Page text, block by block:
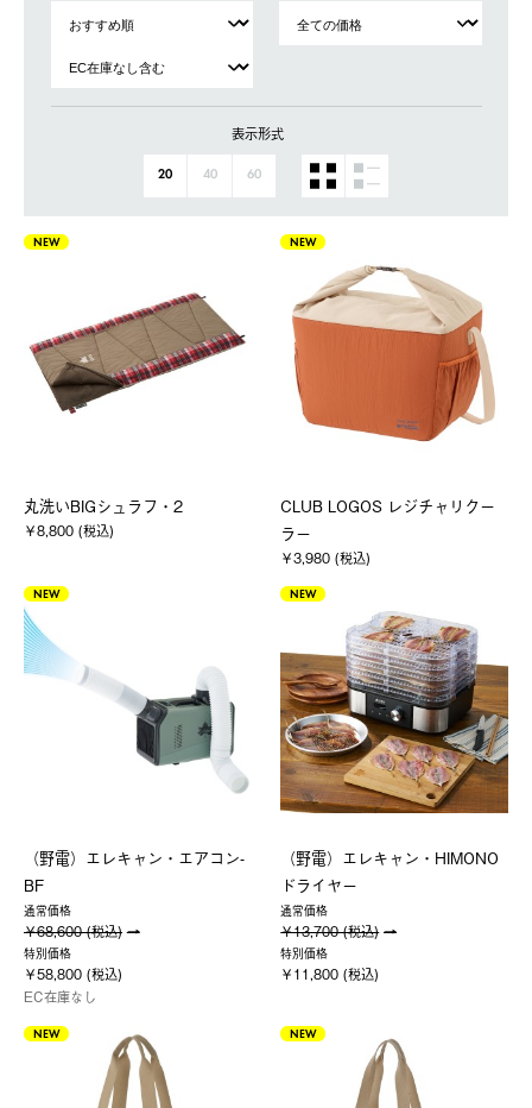
表示形式
20 40 60
NEW
丸洗いBIGシュラフ・2
￥8,800 (税込)
NEW
CLUB LOGOS レジチャリクー
ラー
￥3,980 (税込)
NEW
（野電）エレキャン・エアコン-
BF
通常価格
￥68,600 (税込)
特別価格
￥58,800 (税込)
EC在庫なし
NEW
（野電）エレキャン・HIMONO
ドライヤー
通常価格
￥13,700 (税込)
特別価格
￥11,800 (税込)
NEW NEW